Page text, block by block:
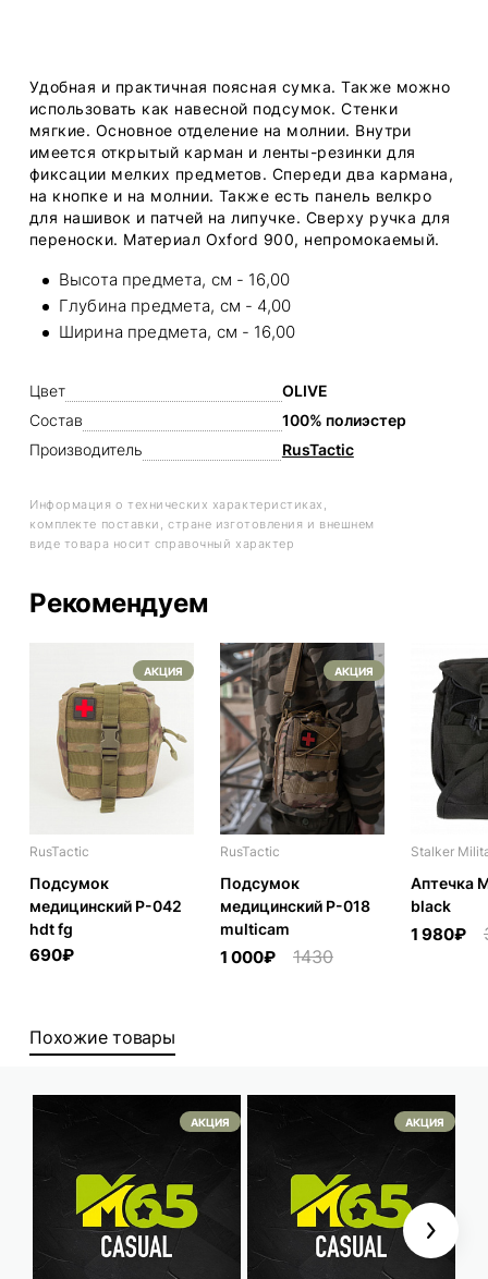
Удобная и практичная поясная сумка. Также можно
использовать как навесной подсумок. Стенки
мягкие. Основное отделение на молнии. Внутри
имеется открытый карман и ленты-резинки для
фиксации мелких предметов. Спереди два кармана,
на кнопке и на молнии. Также есть панель велкро
для нашивок и патчей на липучке. Сверху ручка для
переноски. Материал Oxford 900, непромокаемый.
Высота предмета, см - 16,00
Глубина предмета, см - 4,00
Ширина предмета, см - 16,00
Цвет
OLIVE
Состав
100% полиэстер
Производитель
RusTactic
Информация о технических характеристиках,
комплекте поставки, стране изготовления и внешнем
виде товара носит справочный характер
Рекомендуем
АКЦИЯ
RusTactic
Подсумок
медицинский P-042
hdt fg
690₽
АКЦИЯ
RusTactic
Подсумок
медицинский P-018
multicam
1 000₽ 1430
Stalker
Аптечка
black
1 980₽
Похожие товары
АКЦИЯ АКЦИЯ
Next